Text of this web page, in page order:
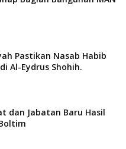
Pastikan Nasab Habib
Al-Eydrus Shohih.
dan Jabatan Baru Hasil